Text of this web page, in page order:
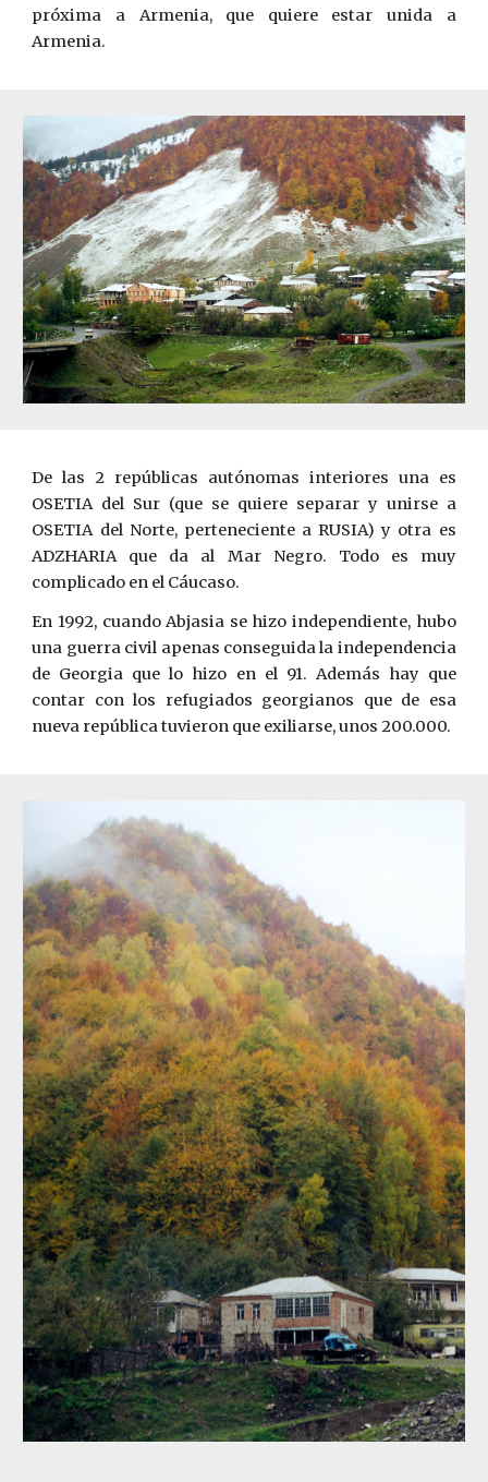
próxima a Armenia, que quiere estar unida a
Armenia.
De las 2 repúblicas autónomas interiores una es
OSETIA del Sur (que se quiere separar y unirse a
OSETIA del Norte, perteneciente a RUSIA) y otra es
ADZHARIA que da al Mar Negro. Todo es muy
complicado en el Cáucaso.
En 1992, cuando Abjasia se hizo independiente, hubo
una guerra civil apenas conseguida la independencia
de Georgia que lo hizo en el 91. Además hay que
contar con los refugiados georgianos que de esa
nueva república tuvieron que exiliarse, unos 200.000.